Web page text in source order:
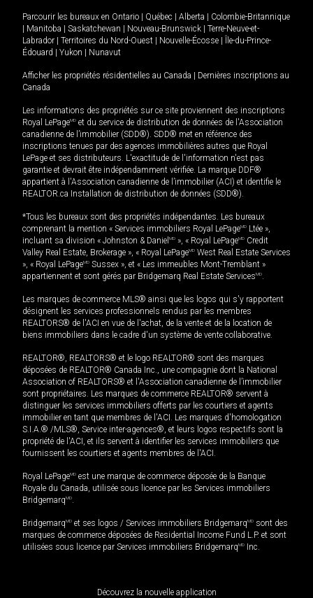
Parcourir les bureaux en Ontario Québec Alberta
Colombie-Britannique
Manitoba Saskatchewan Nouveau-Brunswick
Terre-Neuve-et-
Labrador
Territoires du Nord-Ouest Nouvelle-Écosse
Île-du-Prince-
Édouard
Yukon Nunavut
Afficher les propriétés résidentielles au Canada
Dernières inscriptions au
Canada
Les informations des propriétés sur ce site proviennent des inscriptions
Royal LePageMD et du service de distribution de données de l'Association
canadienne de l’immobilier (SDD®). SDD® met en référence des
inscriptions tenues par des agences immobilières autres que Royal
LePage et ses distributeurs. L'exactitude de l'information n'est pas
garantie et devrait être indépendamment vérifiée. La marque DDF®
appartient à l'Association canadienne de l’immobilier (ACI) et identifie le
REALTOR.ca Installation de distribution de données (SDD®).
*Tous les bureaux sont des propriétés indépendantes. Les bureaux
comprenant la mention « Services immobiliers Royal LePageMD Ltée »,
incluant sa division « Johnston & Daniel MD », « Royal LePageMD Credit
Valley Real Estate, Brokerage », « Royal LePageMD West Real Estate Services
», « Royal LePageMD Sussex », et « Les immeubles Mont-Tremblant »
appartiennent et sont gérés par Bridgemarq Real Estate ServicesMD.
Les marques de commerce MLS® ainsi que les logos qui s'y rapportent
désignent les services professionnels rendus par les membres
REALTORS® de l'ACI en vue de l'achat, de la vente et de la location de
biens immobiliers dans le cadre d'un système de vente collaborative.
REALTOR®, REALTORS® et le logo REALTOR® sont des marques
déposées de REALTOR® Canada Inc., une compagnie dont la National
Association of REALTORS® et l'Association canadienne de l’immobilier
sont propriétaires. Les marques de commerce REALTOR® servent à
distinguer les services immobiliers offerts par les courtiers et agents
immobilier en tant que membres de l'ACI. Les marques d'homologation
S.I.A.® /MLS®, Service inter-agences®, et leurs logos respectifs sont la
propriété de l'ACI, et ils servent à identifier les services immobiliers que
fournissent les courtiers et agents membres de l'ACI.
Royal LePageMD est une marque de commerce déposée de la Banque
Royale du Canada, utilisée sous licence par les Services immobiliers
BridgemarqMD.
BridgemarqMD et ses logos / Services immobiliers BridgemarqMD sont des
marques de commerce déposées de Residential Income Fund L.P. et sont
utilisées sous licence par Services immobiliers BridgemarqMD Inc.
Découvrez la nouvelle application